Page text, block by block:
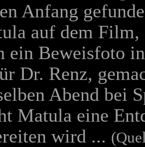
Anfang
auf dem Film,
ein Beweisfoto
Dr. Renz,
Abend bei
Matula eine
wird ...